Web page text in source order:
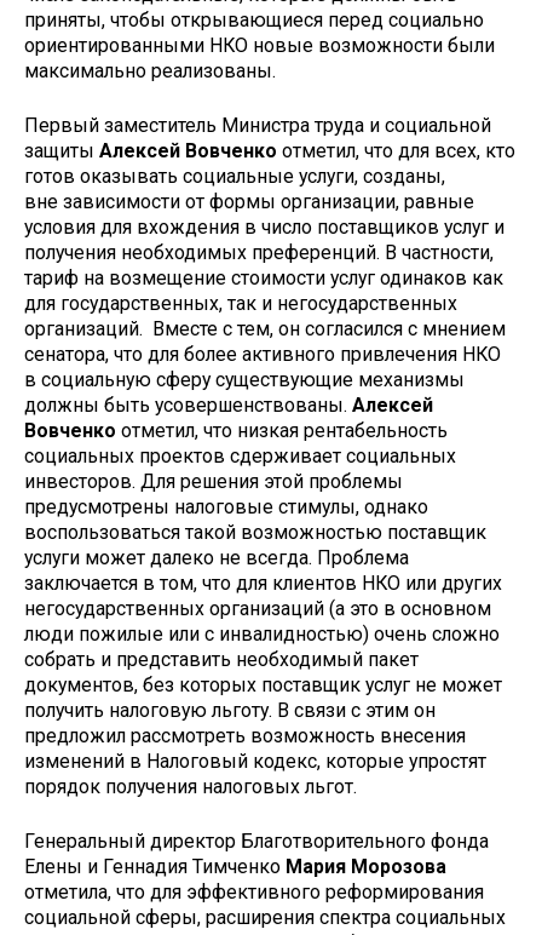
приняты, чтобы открывающиеся перед социально
ориентированными НКО новые возможности были
максимально реализованы.
Первый заместитель Министра труда и социальной
защиты Алексей Вовченко отметил, что для всех, кто
готов оказывать социальные услуги, созданы,
вне зависимости от формы организации, равные
условия для вхождения в число поставщиков услуг и
получения необходимых преференций. В частности,
тариф на возмещение стоимости услуг одинаков как
для государственных, так и негосударственных
организаций. Вместе с тем, он согласился с мнением
сенатора, что для более активного привлечения НКО
в социальную сферу существующие механизмы
должны быть усовершенствованы. Алексей
Вовченко отметил, что низкая рентабельность
социальных проектов сдерживает социальных
инвесторов. Для решения этой проблемы
предусмотрены налоговые стимулы, однако
воспользоваться такой возможностью поставщик
услуги может далеко не всегда. Проблема
заключается в том, что для клиентов НКО или других
негосударственных организаций (а это в основном
люди пожилые или с инвалидностью) очень сложно
собрать и представить необходимый пакет
документов, без которых поставщик услуг не может
получить налоговую льготу. В связи с этим он
предложил рассмотреть возможность внесения
изменений в Налоговый кодекс, которые упростят
порядок получения налоговых льгот.
Генеральный директор Благотворительного фонда
Елены и Геннадия Тимченко Мария Морозова
отметила, что для эффективного реформирования
социальной сферы, расширения спектра социальных